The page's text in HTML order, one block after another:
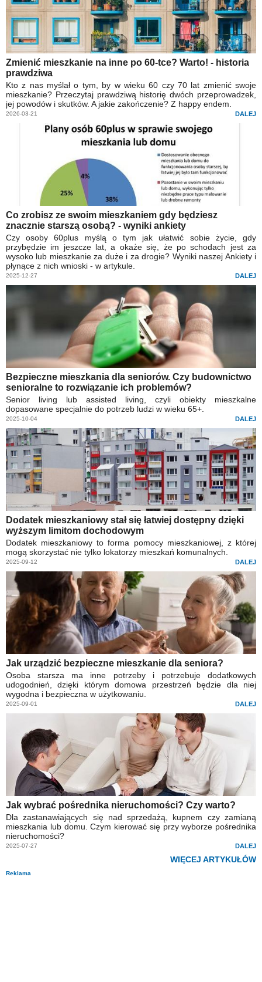
Zmienić mieszkanie na inne po 60-tce? Warto! - historia
prawdziwa
Kto z nas myślał o tym, by w wieku 60 czy 70 lat zmienić swoje
mieszkanie? Przeczytaj prawdziwą historię dwóch przeprowadzek,
jej powodów i skutków. A jakie zakończenie? Z happy endem.
2026-03-21 DALEJ
Co zrobisz ze swoim mieszkaniem gdy będziesz
znacznie starszą osobą? - wyniki ankiety
Czy osoby 60plus myślą o tym jak ułatwić sobie życie, gdy
przybędzie im jeszcze lat, a okaże się, że po schodach jest za
wysoko lub mieszkanie za duże i za drogie? Wyniki naszej Ankiety i
płynące z nich wnioski - w artykule.
2025-12-27 DALEJ
Bezpieczne mieszkania dla seniorów. Czy budownictwo
senioralne to rozwiązanie ich problemów?
Senior living lub assisted living, czyli obiekty mieszkalne
dopasowane specjalnie do potrzeb ludzi w wieku 65+.
2025-10-04 DALEJ
Dodatek mieszkaniowy stał się łatwiej dostępny dzięki
wyższym limitom dochodowym
Dodatek mieszkaniowy to forma pomocy mieszkaniowej, z której
mogą skorzystać nie tylko lokatorzy mieszkań komunalnych.
2025-09-12 DALEJ
Jak urządzić bezpieczne mieszkanie dla seniora?
Osoba starsza ma inne potrzeby i potrzebuje dodatkowych
udogodnień, dzięki którym domowa przestrzeń będzie dla niej
wygodna i bezpieczna w użytkowaniu.
2025-09-01 DALEJ
Jak wybrać pośrednika nieruchomości? Czy warto?
Dla zastanawiających się nad sprzedażą, kupnem czy zamianą
mieszkania lub domu. Czym kierować się przy wyborze pośrednika
nieruchomości?
2025-07-27 DALEJ
WIĘCEJ ARTYKUŁÓW
Reklama